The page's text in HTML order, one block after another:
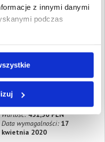
z innymi danymi
podczas
6. Gospodarcze
Wartość:147,02 PLN
7. Gospodarcze
Wartość:277,13 PLN
Data wymagalności:16
Gospodarcze
Wartość:451,50 PLN
Data wymagalności:17
kwietnia 2020